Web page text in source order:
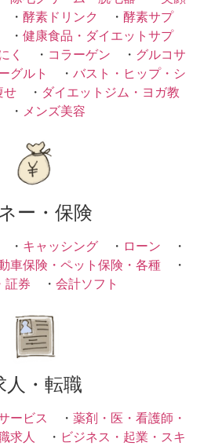
・ 酵素ドリンク ・ 酵素サプ
・ 健康食品・ダイエットサプ
く ・ コラーゲン ・ グルコサ
グルト ・ バスト・ヒップ・シ
せ ・ ダイエットジム・ヨガ教
・ メンズ美容
ー・保険
・ キャッシング ・ ローン ・
車保険・ペット保険・各種 ・
証券 ・ 会計ソフト
人・転職
ービス ・ 薬剤・医・看護師・
求人
・ ビジネス・起業・スキ